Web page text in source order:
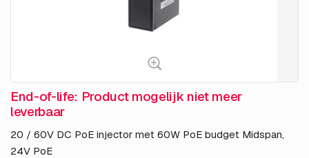
End-of-life: Product mogelijk niet meer
leverbaar
20 / 60V DC PoE injector met 60W PoE budget Midspan,
24V PoE